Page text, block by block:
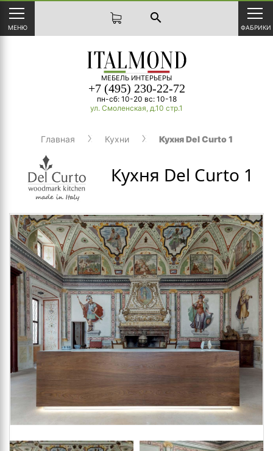
МЕНЮ
search
ФАБРИКИ
МЕБЕЛЬ ИНТЕРЬЕРЫ
+7 (495) 230-22-72
пн-сб: 10-20 вс: 10-18
ул. Смоленская, д.10 стр.1
Главная Кухни Кухня Del Curto 1
Кухня Del Curto 1